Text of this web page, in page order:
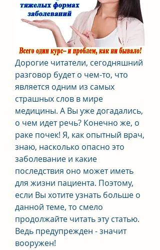
Дорогие читатели, сегодняшний
разговор будет о чем-то, что
является одним из самых
страшных слов в мире
медицины. А Вы уже догадались,
о чем идет речь? Конечно же, о
раке почек! Я, как опытный врач,
знаю, насколько опасно это
заболевание и какие
последствия оно может иметь
для жизни пациента. Поэтому,
если Вы хотите узнать больше о
данной теме, то смело
продолжайте читать эту статью.
Ведь предупрежден - значит
вооружен!